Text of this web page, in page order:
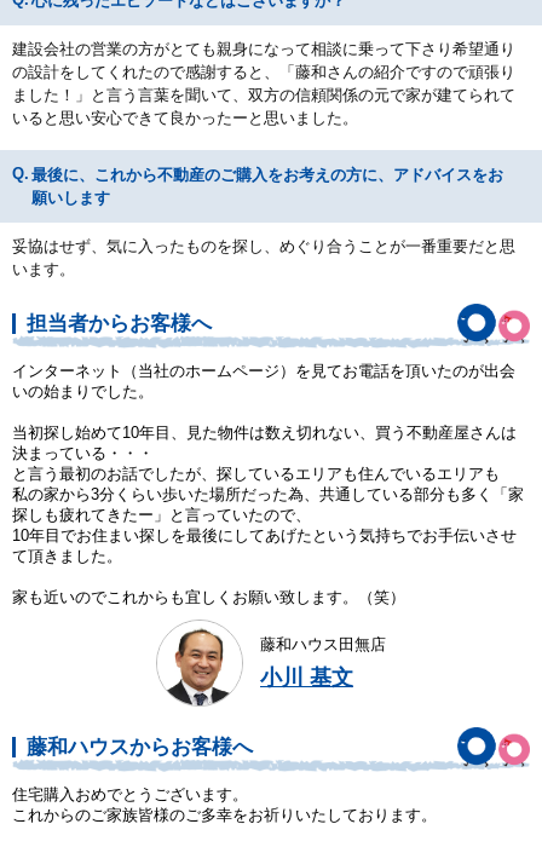
建設会社の営業の方がとても親身になって相談に乗って下さり希望通り
の設計をしてくれたので感謝すると、「藤和さんの紹介ですので頑張り
ました！」と言う言葉を聞いて、双方の信頼関係の元で家が建てられて
いると思い安心できて良かったーと思いました。
最後に、これから不動産のご購入をお考えの方に、アドバイスをお
願いします
妥協はせず、気に入ったものを探し、めぐり合うことが一番重要だと思
います。
担当者からお客様へ
インターネット（当社のホームページ）を見てお電話を頂いたのが出会
いの始まりでした。
当初探し始めて10年目、見た物件は数え切れない、買う不動産屋さんは
決まっている・・・
と言う最初のお話でしたが、探しているエリアも住んでいるエリアも
私の家から3分くらい歩いた場所だった為、共通している部分も多く「家
探しも疲れてきたー」と言っていたので、
10年目でお住まい探しを最後にしてあげたという気持ちでお手伝いさせ
て頂きました。
家も近いのでこれからも宜しくお願い致します。（笑）
藤和ハウス田無店
小川 基文
藤和ハウスからお客様へ
住宅購入おめでとうございます。
これからのご家族皆様のご多幸をお祈りいたしております。